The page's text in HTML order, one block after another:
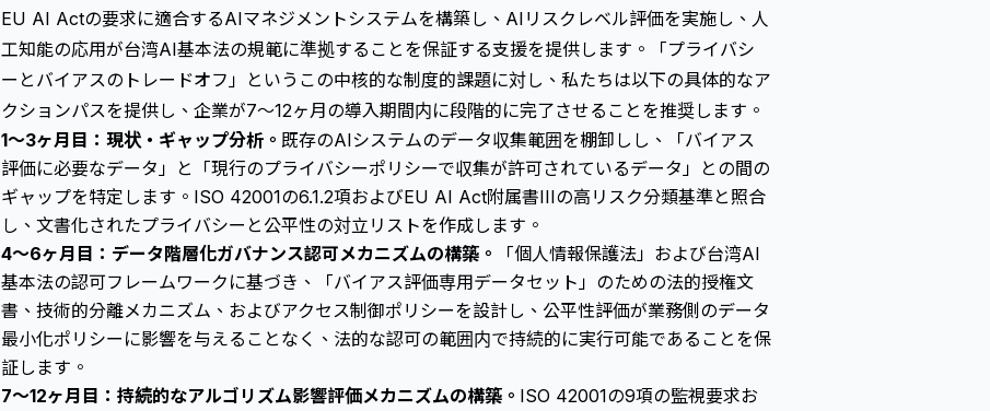
EU AI Actの要求に適合するAIマネジメントシステムを構築し、AIリスクレベル評価を実施し、人
工知能の応用が台湾AI基本法の規範に準拠することを保証する支援を提供します。「プライバシ
ーとバイアスのトレードオフ」というこの中核的な制度的課題に対し、私たちは以下の具体的なア
クションパスを提供し、企業が7～12ヶ月の導入期間内に段階的に完了させることを推奨します。
1～3ヶ月目：現状・ギャップ分析。 既存のAIシステムのデータ収集範囲を棚卸しし、「バイアス
評価に必要なデータ」と「現行のプライバシーポリシーで収集が許可されているデータ」との間の
ギャップを特定します。ISO 42001の6.1.2項およびEU AI Act附属書IIIの高リスク分類基準と照合
し、文書化されたプライバシーと公平性の対立リストを作成します。
4～6ヶ月目：データ階層化ガバナンス認可メカニズムの構築。
「個人情報保護法」および台湾AI
基本法の認可フレームワークに基づき、「バイアス評価専用データセット」のための法的授権文
書、技術的分離メカニズム、およびアクセス制御ポリシーを設計し、公平性評価が業務側のデータ
最小化ポリシーに影響を与えることなく、法的な認可の範囲内で持続的に実行可能であることを保
証します。
7～12ヶ月目：持続的なアルゴリズム影響評価メカニズムの構築。 ISO 42001の9項の監視要求お